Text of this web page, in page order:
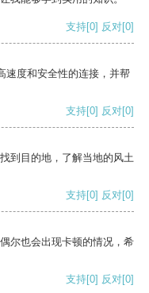
支持[0] 反对[0]
速度和安全性的连接，并帮
支持[0] 反对[0]
到目的地，了解当地的风土
支持[0] 反对[0]
尔也会出现卡顿的情况，希
支持[0] 反对[0]